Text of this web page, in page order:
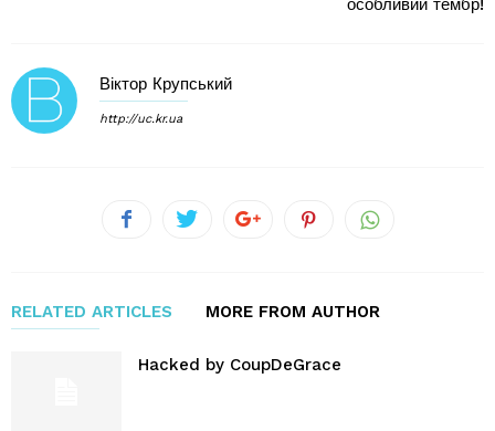
особливий тембр!
Віктор Крупський
http://uc.kr.ua
RELATED ARTICLES MORE FROM AUTHOR
Hacked by CoupDeGrace